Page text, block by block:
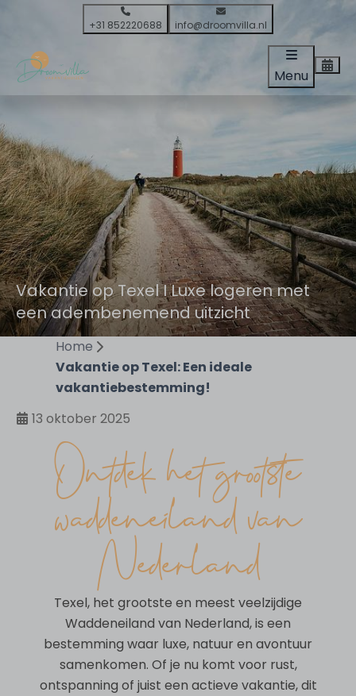
+31 852220688 info@droomvilla.nl
Menu
Vakantie op Texel I Luxe logeren met
een adembenemend uitzicht
Home
Vakantie op Texel: Een ideale
vakantiebestemming!
13 oktober 2025
Ontdek het grootste
waddeneiland van
Nederland
Texel, het grootste en meest veelzijdige
Waddeneiland van Nederland, is een
bestemming waar luxe, natuur en avontuur
samenkomen. Of je nu komt voor rust,
ontspanning of juist een actieve vakantie, dit